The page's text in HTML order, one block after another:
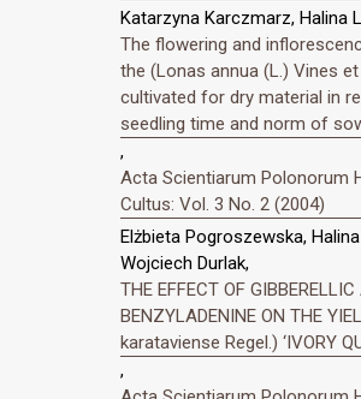
Katarzyna Karczmarz, Halina
The flowering and
the (Lonas annua (L.) Vines et
cultivated for dry material in
seedling time and norm of
,
Acta Scientiarum Polonorum
Cultus: Vol. 3 No. 2 (2004)
Elżbieta Pogroszewska,
Wojciech Durlak,
THE EFFECT OF
BENZYLADENINE ON THE
karataviense Regel.) ‘IVORY
,